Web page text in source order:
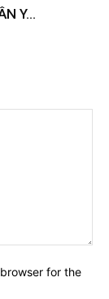
Y...
for the